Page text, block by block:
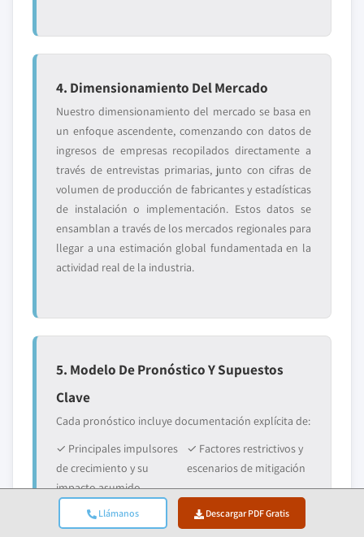
Llámanos Descargar PDF Gratis
4. Dimensionamiento Del Mercado
Nuestro dimensionamiento del mercado se basa en
un enfoque ascendente, comenzando con datos de
ingresos de empresas recopilados directamente a
través de entrevistas primarias, junto con cifras de
volumen de producción de fabricantes y estadísticas
de instalación o implementación. Estos datos se
ensamblan a través de los mercados regionales para
llegar a una estimación global fundamentada en la
actividad real de la industria.
5. Modelo De Pronóstico Y Supuestos
Clave
Cada pronóstico incluye documentación explícita de:
✓ Principales impulsores
de crecimiento y su
impacto asumido
✓ Factores restrictivos y
escenarios de mitigación
✓ Supuestos
✓ Parámetro de la curva